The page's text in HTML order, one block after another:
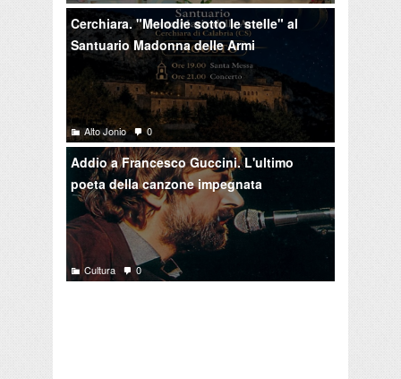
Cerchiara. "Melodie sotto le stelle" al
Santuario Madonna delle Armi
Alto Jonio 0
Addio a Francesco Guccini. L'ultimo
poeta della canzone impegnata
Cultura 0